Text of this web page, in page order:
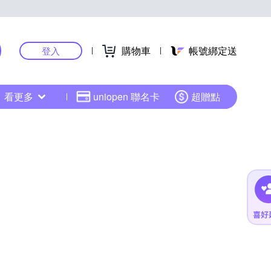
登入 購物車 帳號綁定送
看更多 uniopen 聯名卡 超贈點